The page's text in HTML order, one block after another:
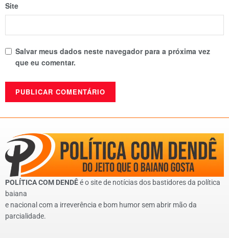
Site
Salvar meus dados neste navegador para a próxima vez
que eu comentar.
POLÍTICA COM DENDÊé o site de notícias dos bastidores da política
baiana
e nacional com a irreverência e bom humor sem abrir mão da
parcialidade.